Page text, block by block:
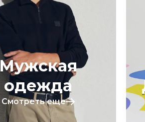
Мужская
одежда
Смотреть еще